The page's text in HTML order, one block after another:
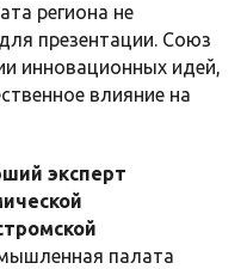
региона не
презентации. Союз
инновационных идей,
влияние на
эксперт
палата